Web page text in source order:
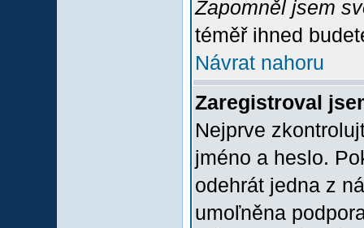
Zapomněl jsem
téměř ihned
Návrat nahoru
Zaregistroval
Nejprve
jméno a heslo.
odehrát jedna z
umoľněna